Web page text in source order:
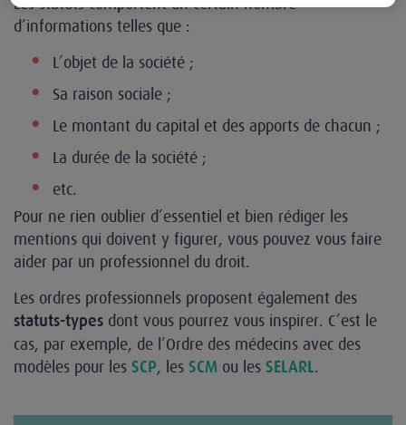
d’informations telles que :
L’objet de la société ;
Sa raison sociale ;
Le montant du capital et des apports de chacun ;
La durée de la société ;
etc.
Pour ne rien oublier d’essentiel et bien rédiger les
mentions qui doivent y figurer, vous pouvez vous faire
aider par un professionnel du droit.
Les ordres professionnels proposent également des
statuts-types dont vous pourrez vous inspirer. C’est le
cas, par exemple, de l’Ordre des médecins avec des
modèles pour les SCP, les SCM ou les SELARL.